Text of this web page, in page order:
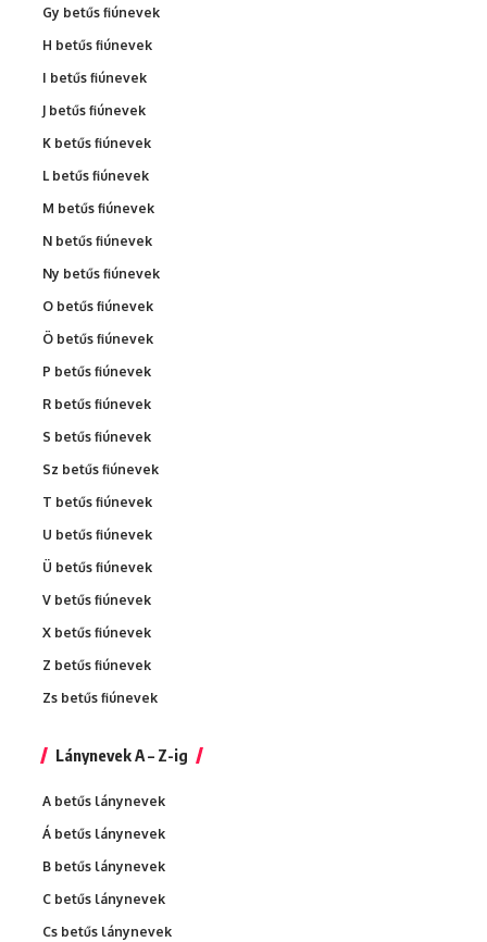
Gy betűs fiúnevek
H betűs fiúnevek
I betűs fiúnevek
J betűs fiúnevek
K betűs fiúnevek
L betűs fiúnevek
M betűs fiúnevek
N betűs fiúnevek
Ny betűs fiúnevek
O betűs fiúnevek
Ö betűs fiúnevek
P betűs fiúnevek
R betűs fiúnevek
S betűs fiúnevek
Sz betűs fiúnevek
T betűs fiúnevek
U betűs fiúnevek
Ü betűs fiúnevek
V betűs fiúnevek
X betűs fiúnevek
Z betűs fiúnevek
Zs betűs fiúnevek
Lánynevek A – Z-ig
A betűs lánynevek
Á betűs lánynevek
B betűs lánynevek
C betűs lánynevek
Cs betűs lánynevek